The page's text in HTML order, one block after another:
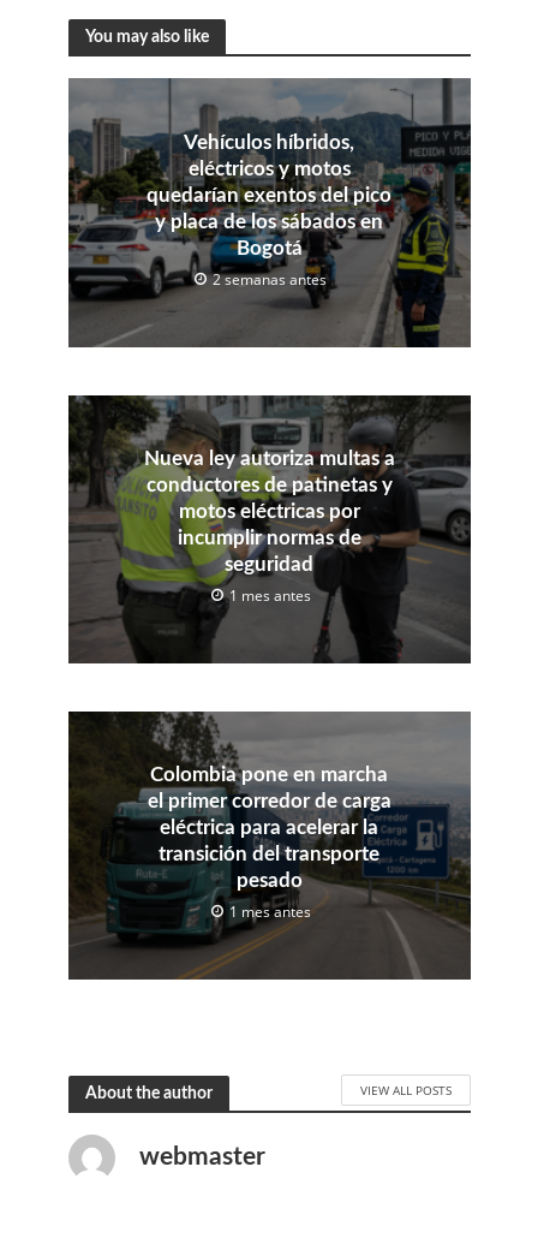
You may also like
Vehículos híbridos,
eléctricos y motos
quedarían exentos del pico
y placa de los sábados en
Bogotá
2 semanas antes
Nueva ley autoriza multas a
conductores de patinetas y
motos eléctricas por
incumplir normas de
seguridad
1 mes antes
Colombia pone en marcha
el primer corredor de carga
eléctrica para acelerar la
transición del transporte
pesado
1 mes antes
About the author VIEW ALL POSTS
webmaster